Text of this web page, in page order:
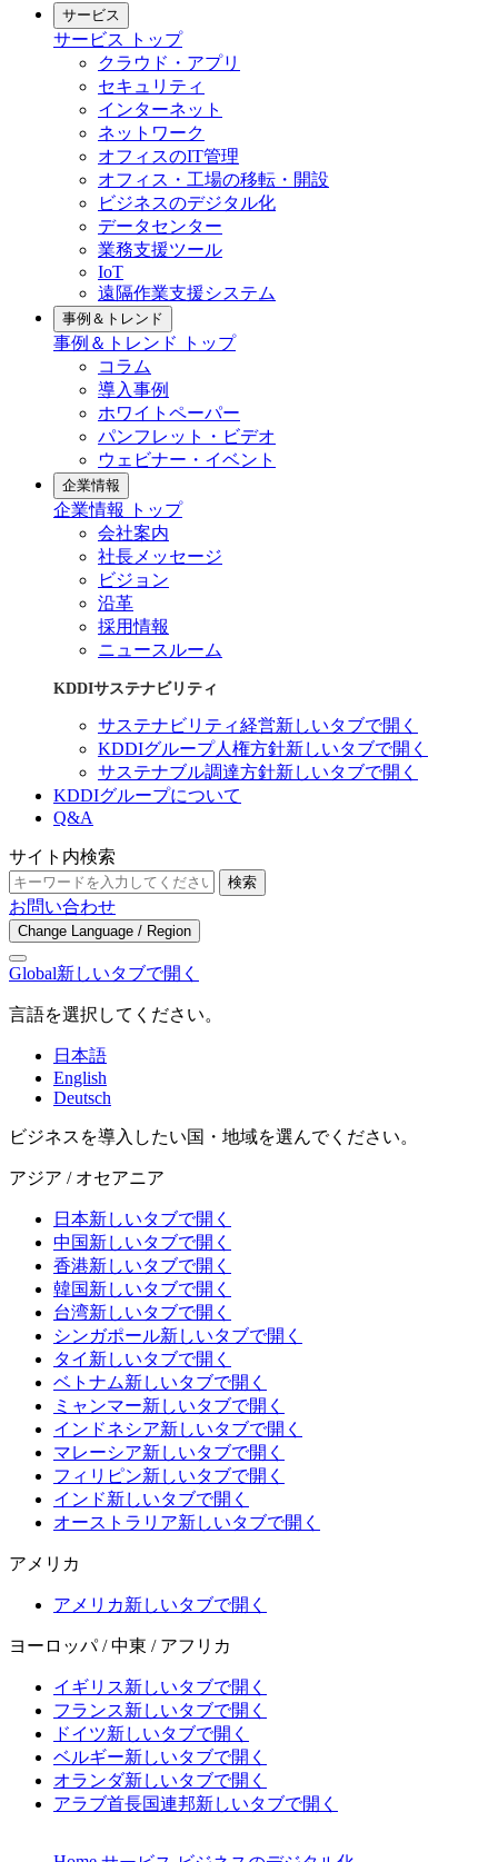
サービス
サービス トップ
クラウド・アプリ
セキュリティ
インターネット
ネットワーク
オフィスのIT管理
オフィス・工場の移転・開設
ビジネスのデジタル化
データセンター
業務支援ツール
IoT
遠隔作業支援システム
事例＆トレンド
事例＆トレンド トップ
コラム
導入事例
ホワイトペーパー
パンフレット・ビデオ
ウェビナー・イベント
企業情報
企業情報 トップ
会社案内
社長メッセージ
ビジョン
沿革
採用情報
ニュースルーム
KDDIサステナビリティ
サステナビリティ経営新しいタブで開く
KDDIグループ人権方針新しいタブで開く
サステナブル調達方針新しいタブで開く
KDDIグループについて
Q&A
サイト内検索
検索
お問い合わせ
Change Language / Region
Global新しいタブで開く
言語を選択してください。
日本語
English
Deutsch
ビジネスを導入したい国・地域を選んでください。
アジア / オセアニア
日本新しいタブで開く
中国新しいタブで開く
香港新しいタブで開く
韓国新しいタブで開く
台湾新しいタブで開く
シンガポール新しいタブで開く
タイ 新しいタブで開く
ベトナム新しいタブで開く
ミャンマー新しいタブで開く
インドネシア新しいタブで開く
マレーシア新しいタブで開く
フィリピン新しいタブで開く
インド新しいタブで開く
オーストラリア新しいタブで開く
アメリカ
アメリカ新しいタブで開く
ヨーロッパ / 中東 / アフリカ
イギリス新しいタブで開く
フランス新しいタブで開く
ドイツ新しいタブで開く
ベルギー新しいタブで開く
オランダ新しいタブで開く
アラブ首長国連邦新しいタブで開く